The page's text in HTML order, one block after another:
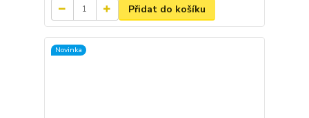
Přidat do košíku
Novinka